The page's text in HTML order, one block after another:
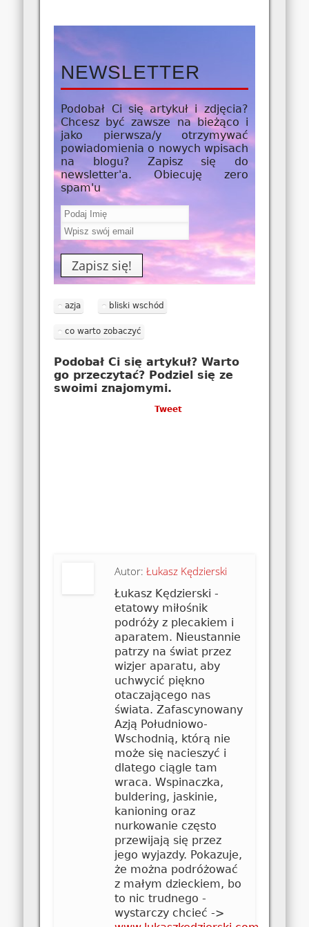
NEWSLETTER
Podobał Ci się artykuł i zdjęcia?
Chcesz być zawsze na bieżąco i
jako pierwsza/yotrzymywać
powiadomienia o nowych wpisach
na blogu? Zapisz się do
newsletter'a. Obiecuję zero
spam'u
azja bliski wschód
co warto zobaczyć
Podobał Ci się artykuł? Warto
go przeczytać? Podziel się ze
swoimi znajomymi.
Tweet
Autor:Łukasz Kędzierski
Łukasz Kędzierski -
etatowy miłośnik
podróży z plecakiem i
aparatem. Nieustannie
patrzy na świat przez
wizjer aparatu, aby
uchwycić piękno
otaczającego nas
świata. Zafascynowany
Azją Południowo-
Wschodnią, którą nie
może się nacieszyć i
dlatego ciągle tam
wraca. Wspinaczka,
buldering, jaskinie,
kanioning oraz
nurkowanie często
przewijają się przez
jego wyjazdy. Pokazuje,
że można podróżować
z małym dzieckiem, bo
to nic trudnego -
wystarczy chcieć ->